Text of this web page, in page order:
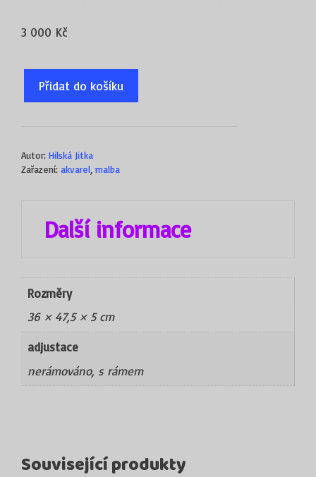
3 000 Kč
rose
Přidat do košíku
Autor: Hilská Jitka
Zařazení: akvarel malba
Další informace
Rozměry
36 × 47,5 × 5 cm
adjustace
nerámováno, s rámem
Související produkty